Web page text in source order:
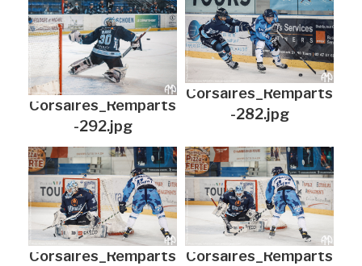
Corsaires_Remparts
-292.jpg
Corsaires_Remparts
-282.jpg
Corsaires_Remparts
Corsaires_Remparts